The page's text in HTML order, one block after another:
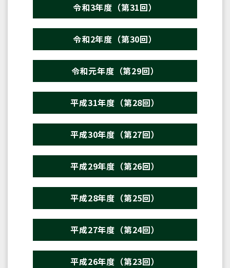
令和3年度（第31回）
令和2年度（第30回）
令和元年度（第29回）
平成31年度（第28回）
平成30年度（第27回）
平成29年度（第26回）
平成28年度（第25回）
平成27年度（第24回）
平成26年度（第23回）